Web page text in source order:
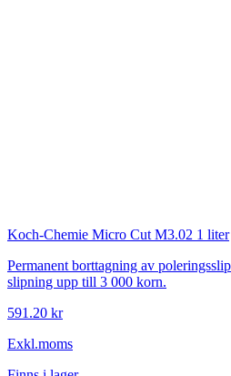
Koch-Chemie Micro Cut M3.02 1 liter
Permanent borttagning av
slipning upp till 3 000 korn.
591.20 kr
Exkl.moms